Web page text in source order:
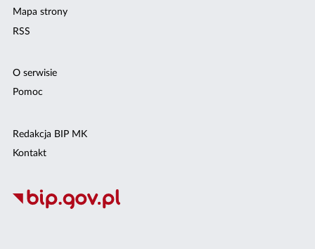
Mapa strony
RSS
O serwisie
Pomoc
Redakcja BIP MK
Kontakt